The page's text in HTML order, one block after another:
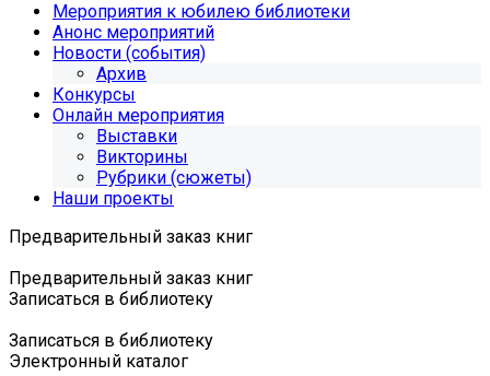
Мероприятия к юбилею библиотеки
Анонс мероприятий
Новости (события)
Архив
Конкурсы
Онлайн мероприятия
Выставки
Викторины
Рубрики (сюжеты)
Наши проекты
Предварительный заказ книг
Предварительный заказ книг
Записаться в библиотеку
Записаться в библиотеку
Электронный каталог